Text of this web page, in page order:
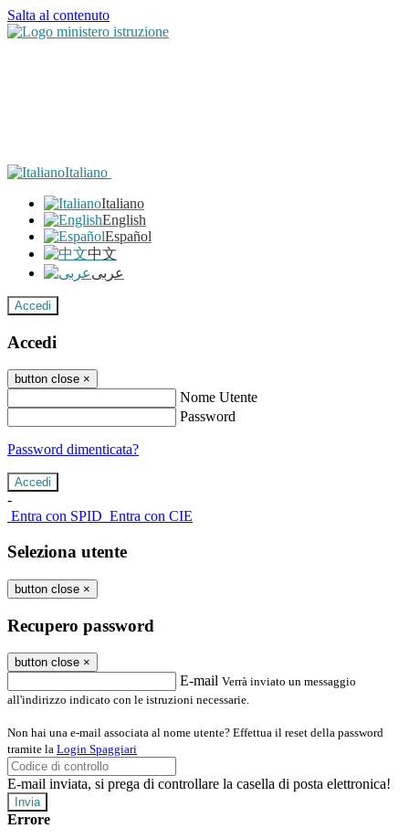
Salta al contenuto
Italiano
Italiano
English
Español
中文
عربى
Accedi
Accedi
button close ×
Nome Utente
Password
Password dimenticata?
-
Entra con SPID Entra con CIE
Seleziona utente
button close ×
Recupero password
button close ×
E-mail Verrà inviato un messaggio
all'indirizzo indicato con le istruzioni necessarie.
Non hai una e-mail associata al nome utente? Effettua il reset della password
tramite la Login Spaggiari
E-mail inviata, si prega di controllare la casella di posta elettronica!
Errore